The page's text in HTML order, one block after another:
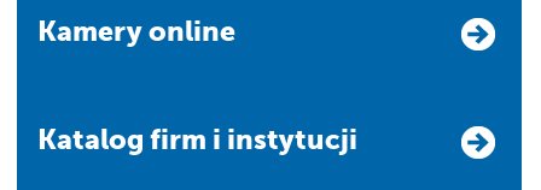
Kamery online
Katalog firm i instytucji